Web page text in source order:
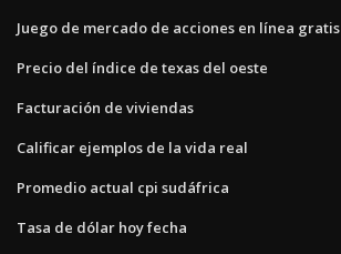
Juego de mercado de acciones en línea gratis
Precio del índice de texas del oeste
Facturación de viviendas
Calificar ejemplos de la vida real
Promedio actual cpi sudáfrica
Tasa de dólar hoy fecha